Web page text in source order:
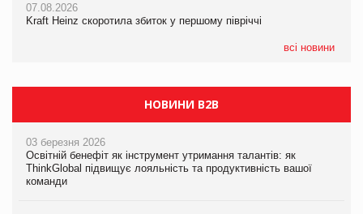
07.08.2026
Kraft Heinz скоротила збиток у першому півріччі
всі новини
07.08.2026
Kraft Heinz скоротила збиток у першому півріччі
НОВИНИ B2B
03 березня 2026
Освітній бенефіт як інструмент утримання талантів: як
ThinkGlobal підвищує лояльність та продуктивність вашої
команди